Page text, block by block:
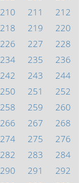
210 211
212
218 219
220
226 227
228
234 235
236
242 243
244
250 251
252
258 259
260
266 267
268
274 275
276
282 283
284
290 291
292